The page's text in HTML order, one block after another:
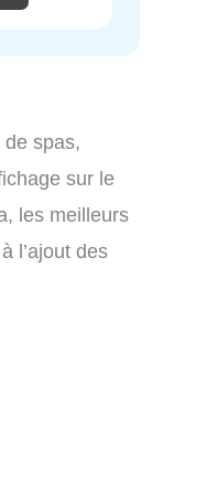
de spas,
sur le
les meilleurs
l’ajout des